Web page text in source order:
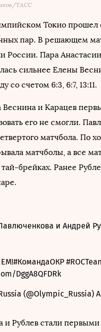
ТАСС
Токио прошел
пар. В решающем
России. Пара
сильнее Елены
со счетом 6:3, 6:7, 13:11.
Веснина и Карацев
его не смогли.
матчбола. По
матчболы, а все
брейках. Ранее
и Андрей
#КомандаОКР
DggA8QFDRk
(@Olympic_Russia)
и Рублев стали